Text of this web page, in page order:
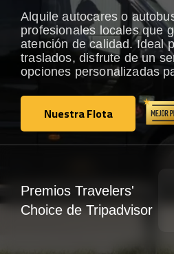
Alquile autocares o
profesionales locales que
atención de calidad. Ideal
traslados, disfrute de un
opciones personalizadas
Nuestra Flota
Nuestra Flota
Premios Travelers'
Choice de Tripadvisor